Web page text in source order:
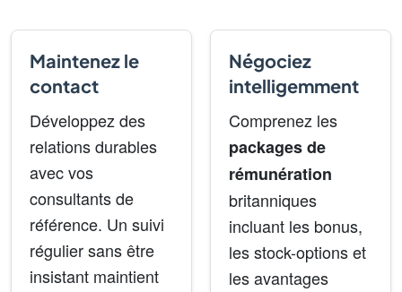
Maintenez le
contact
Développez des
relations durables
avec vos
consultants de
référence. Un suivi
régulier sans être
insistant maintient
Négociez
intelligemment
Comprenez les
packages de
rémunération
britanniques
incluant les bonus,
les stock-options et
les avantages